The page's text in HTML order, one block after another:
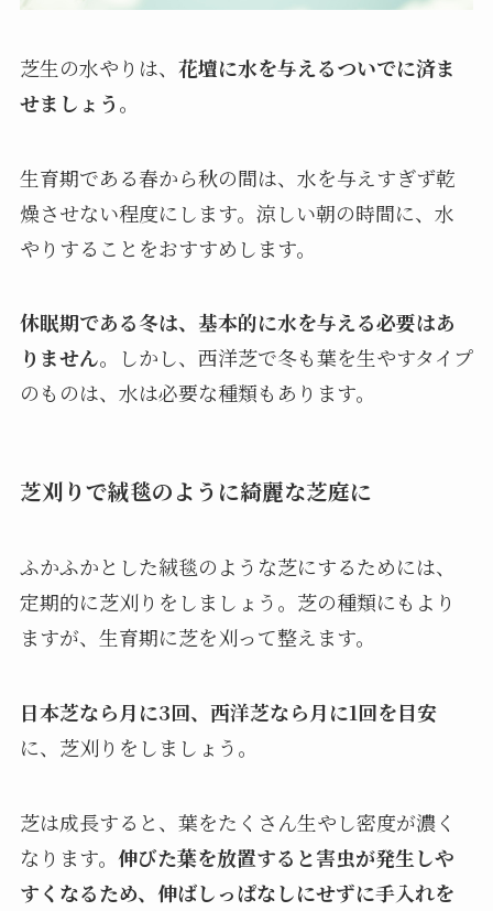
芝生の水やりは、 花壇に水を与えるついでに済ま
せましょう。
生育期である春から秋の間は、水を与えすぎず乾
燥させない程度にします。涼しい朝の時間に、水
やりすることをおすすめします。
休眠期である冬は、基本的に水を与える必要はあ
りません。しかし、西洋芝で冬も葉を生やすタイプ
のものは、水は必要な種類もあります。
芝刈りで絨毯のように綺麗な芝庭に
ふかふかとした絨毯のような芝にするためには、
定期的に芝刈りをしましょう。芝の種類にもより
ますが、生育期に芝を刈って整えます。
日本芝なら月に3回、西洋芝なら月に1回を目安
に、芝刈りをしましょう。
芝は成長すると、葉をたくさん生やし密度が濃く
なります。 伸びた葉を放置すると害虫が発生しや
すくなるため、伸ばしっぱなしにせずに手入れを